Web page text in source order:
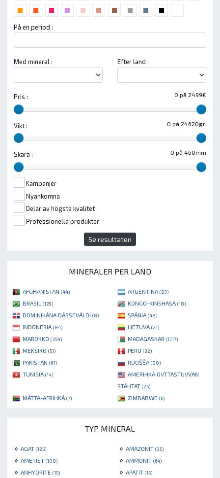
På en period :
Med mineral : Efter land :
0 på 2499€
Pris :
0 på 24620gr.
Vikt :
0 på 460mm
Skära :
Kampanjer
Nyankomna
Delar av högsta kvalitet
Professionella produkter
Se resultaten
MINERALER PER LAND
AFGHANISTAN (44) ARGENTINA (23)
BRASIL (129) KONGO-KINSHASA (18)
DOMINIKÁNA DÁSSEVÁLDI (8) SPÁNIA (48)
INDONESIA (84) LIETUVA (21)
MAROKKO (354) MADAGASKAR (1717)
MEKSIKO (51) PERU (32)
PAKISTAN (67) RUOŠŠA (80)
TUNISIA (14)
AMERIHKÁ OVTTASTUVVAN
STÁHTAT (25)
MÁTTA-AFRIHKÁ (7) ZIMBABWE (6)
TYP MINERAL
» AGAT (125) » AMAZONIT (35)
» AMETIST (100) » AMMONIT (64)
» ANHYDRITE (15) » APATIT (15)